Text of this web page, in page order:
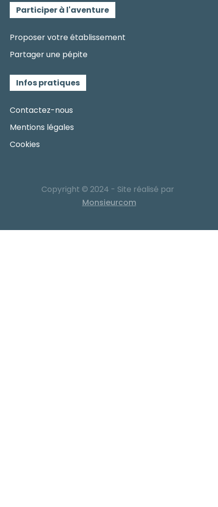
Participer à l'aventure
Proposer votre établissement
Partager une pépite
Infos pratiques
Contactez-nous
Mentions légales
Cookies
Copyright © 2024 - Site réalisé par
Monsieurcom